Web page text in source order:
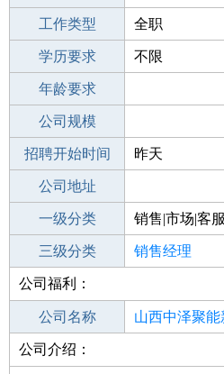
招聘人数 1人
工作类型 全职
性别要求 -
学历要求 不限
工作经验
年龄要求
工作地点
公司规模
公司电话
招聘开始时间 昨天
招聘结束时间
公司地址
一级分类 销售|市场|客
二级分类 销售
三级分类 销售经理
其他行业
公司福利：
公司名称 山西中泽聚能
公司类型
公司介绍：